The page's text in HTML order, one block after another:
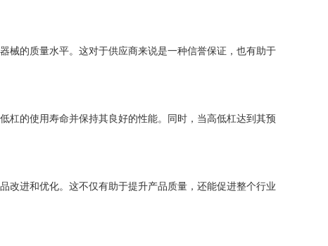
械的质量水平。这对于供应商来说是一种信誉保证，也有助于
杠的使用寿命并保持其良好的性能。同时，当高低杠达到其预
改进和优化。这不仅有助于提升产品质量，还能促进整个行业